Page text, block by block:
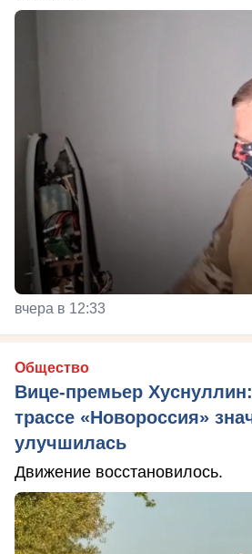
вчера в 12:33
Общество
Вице-премьер
трассе «Новороссия»
улучшилась
Движение восстановилось.